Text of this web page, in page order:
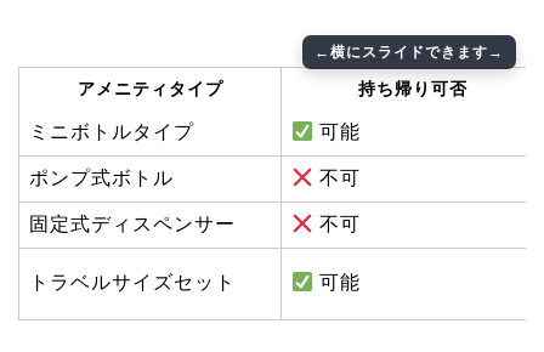
アメニティタイプ 持ち帰り可否
ミニボトルタイプ 可能
ポンプ式ボトル 不可
固定式ディスペンサー 不可
トラベルサイズセット 可能